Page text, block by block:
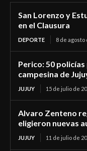
San Lorenzo y
en el Clausura
DEPORTE 8 de agosto
Perico: 50
campesina de
JUJUY 15 de julio de
Alvaro Zenteno
eligieron nuevas
JUJUY 11 de julio de